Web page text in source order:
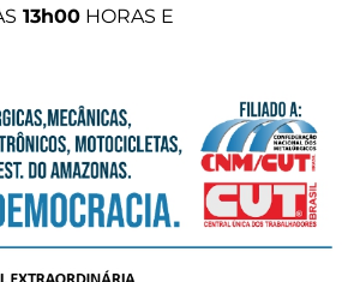
13h00 HORAS E